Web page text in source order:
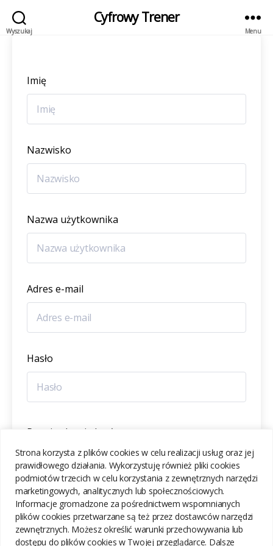
Strona korzysta z plików cookies w celu realizacji usług oraz jej
prawidłowego działania. Wykorzystuję również pliki cookies
podmiotów trzecich w celu korzystania z zewnętrznych narzędzi
marketingowych, analitycznych lub społecznościowych.
Informacje gromadzone za pośrednictwem wspomnianych
plików cookies przetwarzane są też przez dostawców narzędzi
zewnętrznych. Możesz określić warunki przechowywania lub
dostępu do plików cookies w Twojej przeglądarce. Dalsze
Wyszukaj
Cyfrowy Trener
Menu
Imię
Nazwisko
Nazwa użytkownika
Adres e-mail
Hasło
Potwierdzenie hasła
ZAREJESTRUJ SIĘ